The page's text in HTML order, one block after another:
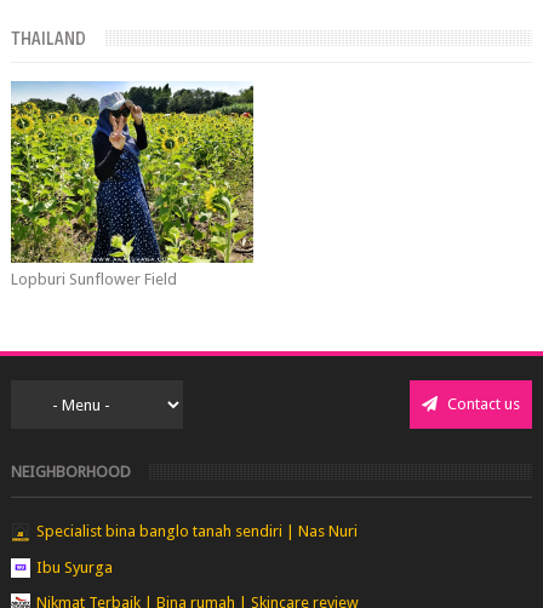
THAILAND
Lopburi Sunflower Field
Contact us
NEIGHBORHOOD
Specialist bina banglo tanah sendiri | Nas Nuri
Ibu Syurga
Nikmat Terbaik | Bina rumah | Skincare review